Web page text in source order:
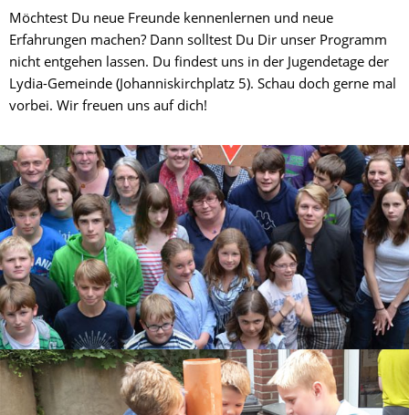
Helfen
&
Spenden
Links
Veranstaltungen
125
Jahre
CVJM
Johannis
Fotoalbum
Jungscharfreizeit
2026
ChurchNight
Möchtest Du neue Freunde kennenlernen und neue
Erfahrungen machen? Dann solltest Du Dir unser Programm
nicht entgehen lassen. Du findest uns in der Jugendetage der
Lydia-Gemeinde (Johanniskirchplatz 5). Schau doch gerne mal
vorbei. Wir freuen uns auf dich!